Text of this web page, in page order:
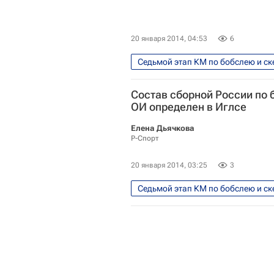
20 января 2014, 04:53 6
Седьмой этап КМ по бобслею и
Бобслей - Сочи 2014
Мультимедийный спортивный
Состав сборной России по
ОИ определен в Иглсе
Елена Дьячкова
Р-Спорт
20 января 2014, 03:25 3
Седьмой этап КМ по бобслею и
Бобслей - Сочи 2014